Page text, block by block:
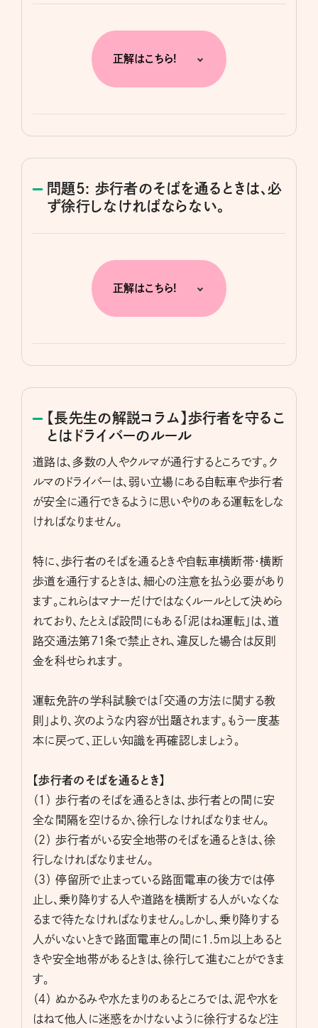
正解はこちら!
問題5: 歩行者のそばを通るときは、必
ず徐行しなければならない。
正解はこちら!
【長先生の解説コラム】歩行者を守るこ
とはドライバーのルール
道路は、多数の人やクルマが通行するところです。ク
ルマのドライバーは、弱い立場にある自転車や歩行者
が安全に通行できるように思いやりのある運転をしな
ければなりません。
特に、歩行者のそばを通るときや自転車横断帯・横断
歩道を通行するときは、細心の注意を払う必要があり
ます。これらはマナーだけではなくルールとして決めら
れており、たとえば設問にもある「泥はね運転」は、道
路交通法第71条で禁止され、違反した場合は反則
金を科せられます。
運転免許の学科試験では「交通の方法に関する教
則」より、次のような内容が出題されます。もう一度基
本に戻って、正しい知識を再確認しましょう。
【歩行者のそばを通るとき】
（１） 歩行者のそばを通るときは、歩行者との間に安
全な間隔を空けるか、徐行しなければなりません。
（２） 歩行者がいる安全地帯のそばを通るときは、徐
行しなければなりません。
（３） 停留所で止まっている路面電車の後方では停
止し、乗り降りする人や道路を横断する人がいなくな
るまで待たなければなりません。しかし、乗り降りする
人がいないときで路面電車との間に1.5m以上あると
きや安全地帯があるときは、徐行して進むことができま
す。
（４） ぬかるみや水たまりのあるところでは、泥や水を
はねて他人に迷惑をかけないように徐行するなど注